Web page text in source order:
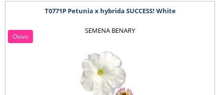
T0771P Petunia x hybrida SUCCESS! White
SEMENA BENARY
Osivo